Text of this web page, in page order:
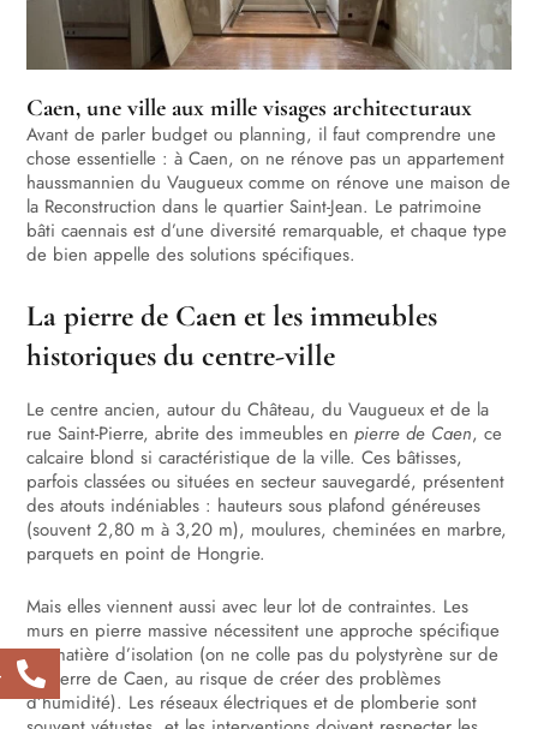
Caen, une ville aux mille visages architecturaux
Avant de parler budget ou planning, il faut comprendre une
chose essentielle : à Caen, on ne rénove pas un appartement
haussmannien du Vaugueux comme on rénove une maison de
la Reconstruction dans le quartier Saint-Jean. Le patrimoine
bâti caennais est d’une diversité remarquable, et chaque type
de bien appelle des solutions spécifiques.
La pierre de Caen et les immeubles
historiques du centre-ville
Le centre ancien, autour du Château, du Vaugueux et de la
rue Saint-Pierre, abrite des immeubles enpierre de Caen, ce
calcaire blond si caractéristique de la ville. Ces bâtisses,
parfois classées ou situées en secteur sauvegardé, présentent
des atouts indéniables : hauteurs sous plafond généreuses
(souvent 2,80 m à 3,20 m), moulures, cheminées en marbre,
parquets en point de Hongrie.
Mais elles viennent aussi avec leur lot de contraintes. Les
murs en pierre massive nécessitent une approche spécifique
en matière d’isolation (on ne colle pas du polystyrène sur de
la pierre de Caen, au risque de créer des problèmes
d’humidité). Les réseaux électriques et de plomberie sont